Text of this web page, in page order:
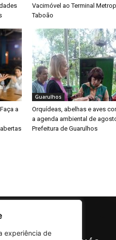
experiência de
Vacimóvel ao Terminal
Taboão
a
Guarulhos
Orquídeas, abelhas e aves
a agenda ambiental de
Prefeitura de Guarulhos